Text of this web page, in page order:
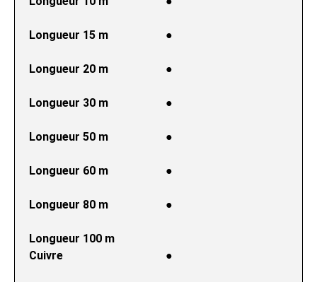
Longueur 15 m ●
Longueur 20 m ●
Longueur 30 m ●
Longueur 50 m ●
Longueur 60 m ●
Longueur 80 m ●
Longueur 100 m
Cuivre
●